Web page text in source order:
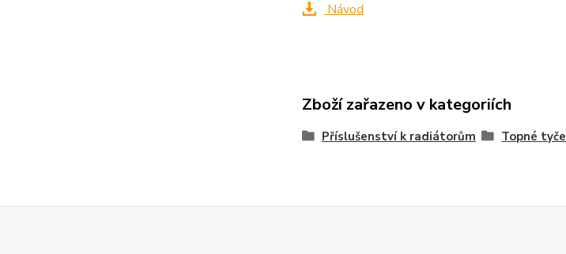
Návod
Zboží zařazeno v kategoriích
Příslušenství k radiátorům Topné tyče